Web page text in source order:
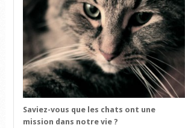
Saviez-vous que les chats ont une
mission dans notre vie ?